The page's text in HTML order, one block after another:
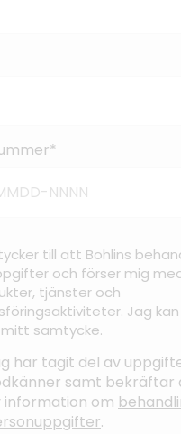
till att Bohlins
och förser mig
tjänster och
Jag
samtycke.
har tagit del av
samt bekräftar
information om
.